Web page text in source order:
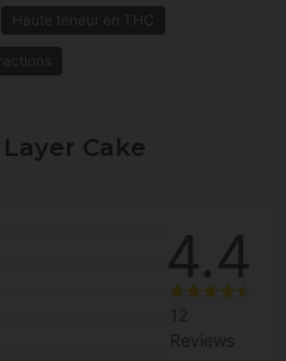
Haute teneur en THC
Cake
4.4
12
Reviews